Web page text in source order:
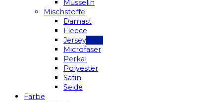
Musselin
Mischstoffe
Damast
Fleece
Jersey
Microfaser
Perkal
Polyester
Satin
Seide
Farbe